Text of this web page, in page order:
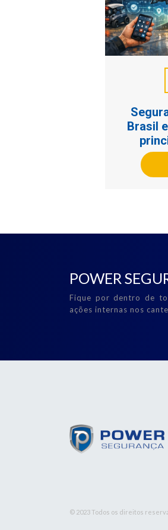
Brasil
POWER
Fique por dentro de
ações internas nos
© 2023 Todos os direitos